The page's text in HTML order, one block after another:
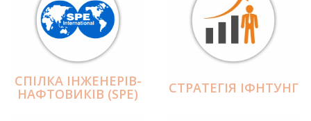
СПІЛКА ІНЖЕНЕРІВ-
НАФТОВИКІВ (SPE) СТРАТЕГІЯ ІФНТУНГ